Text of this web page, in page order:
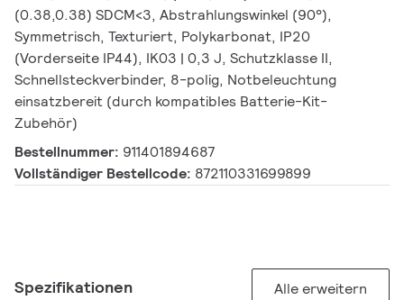
(0.38,0.38) SDCM<3, Abstrahlungswinkel (90°),
Symmetrisch, Texturiert, Polykarbonat, IP20
(Vorderseite IP44), IK03 | 0,3 J, Schutzklasse II,
Schnellsteckverbinder, 8-polig, Notbeleuchtung
einsatzbereit (durch kompatibles Batterie-Kit-
Zubehör)
Bestellnummer: 911401894687
Vollständiger Bestellcode: 872110331699899
Spezifikationen Alle erweitern